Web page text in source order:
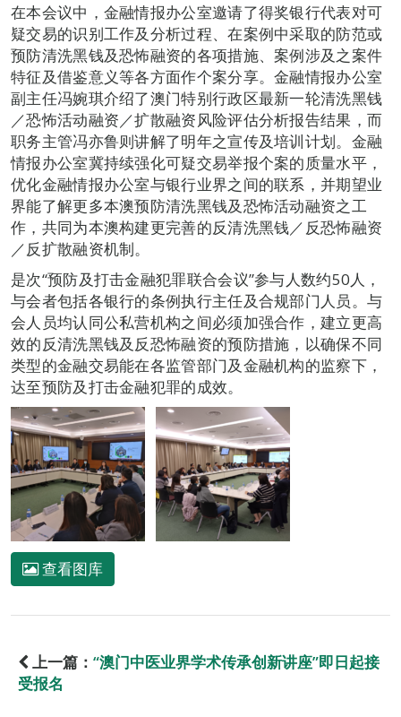
在本会议中，金融情报办公室邀请了得奖银行代表对可
疑交易的识别工作及分析过程、在案例中采取的防范或
预防清洗黑钱及恐怖融资的各项措施、案例涉及之案件
特征及借鉴意义等各方面作个案分享。金融情报办公室
副主任冯婉琪介绍了澳门特别行政区最新一轮清洗黑钱
／恐怖活动融资／扩散融资风险评估分析报告结果，而
职务主管冯亦鲁则讲解了明年之宣传及培训计划。金融
情报办公室冀持续强化可疑交易举报个案的质量水平，
优化金融情报办公室与银行业界之间的联系，并期望业
界能了解更多本澳预防清洗黑钱及恐怖活动融资之工
作，共同为本澳构建更完善的反清洗黑钱／反恐怖融资
／反扩散融资机制。
是次“预防及打击金融犯罪联合会议”参与人数约50人，
与会者包括各银行的条例执行主任及合规部门人员。与
会人员均认同公私营机构之间必须加强合作，建立更高
效的反清洗黑钱及反恐怖融资的预防措施，以确保不同
类型的金融交易能在各监管部门及金融机构的监察下，
达至预防及打击金融犯罪的成效。
查看图库
上一篇： “澳门中医业界学术传承创新讲座”即日起接
受报名